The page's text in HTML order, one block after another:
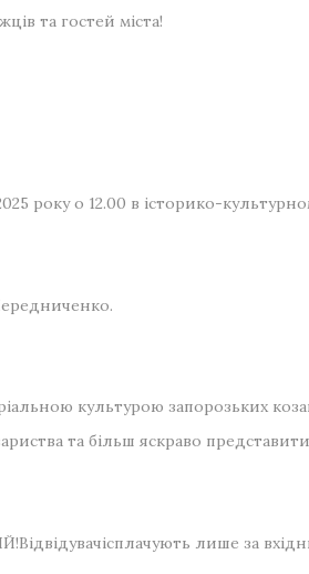
та гостей міста!
року о 12.00 в історико-
культурою запорозьких
та більш яскраво представити
Відвідувачісплачують лише за